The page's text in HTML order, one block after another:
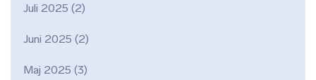
Juli 2025 (2)
Juni 2025 (2)
Maj 2025 (3)